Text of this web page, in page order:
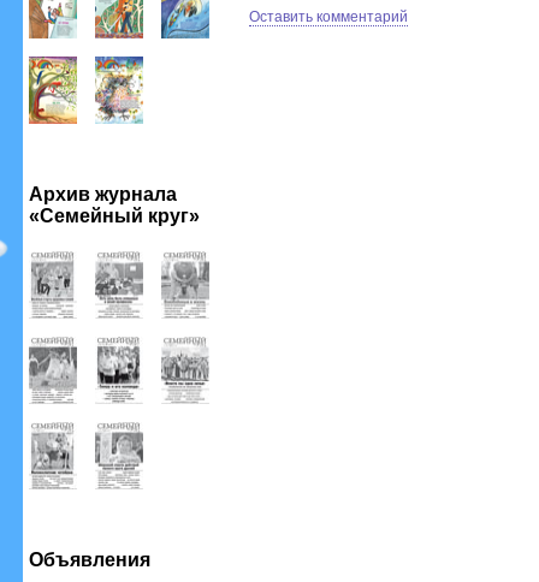
Архив журнала
«Семейный круг»
Объявления
Оставить комментарий